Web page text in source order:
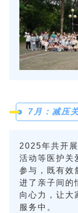
7月：减压
2025年共开
活动等医护关
参与，既有效
进了亲子间的
向心力，让大
服务中。